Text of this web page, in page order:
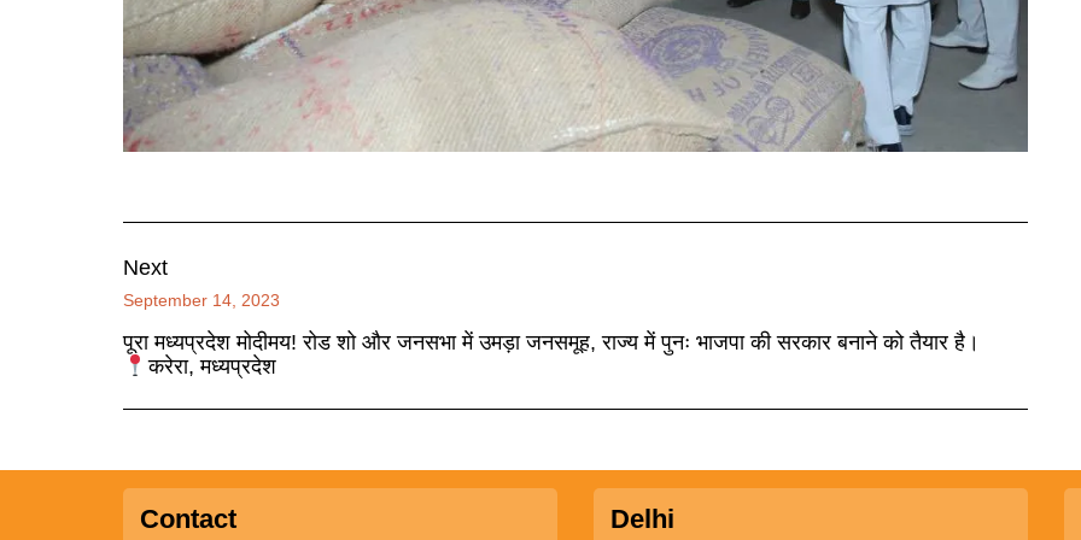
Next
September 14, 2023
पूरा मध्यप्रदेश मोदीमय! रोड शो और जनसभा में उमड़ा जनसमूह, राज्य में पुनः भाजपा की सरकार बनाने को तैयार है।
करेरा, मध्यप्रदेश
Contact Delhi